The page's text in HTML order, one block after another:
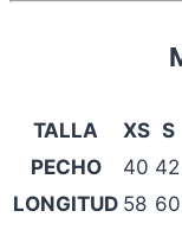
TALLA XS S
PECHO
40 42
LONGITUD 58 60